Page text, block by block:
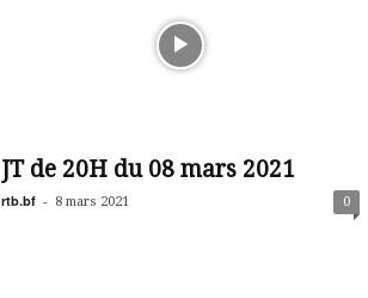
JT de 20H du 08 mars 2021
rtb.bf - 8 mars 2021 0